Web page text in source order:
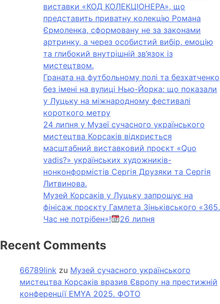
виставки «КОД КОЛЕКЦІОНЕРА», що
представить приватну колекцію Романа
Єрмоленка, сформовану не за законами
артринку, а через особистий вибір, емоцію
та глибокий внутрішній зв’язок із
мистецтвом.
Граната на футбольному полі та безхатченко
без імені на вулиці Нью-Йорка: що показали
у Луцьку на міжнародному фестивалі
короткого метру
24 липня у Музеї сучасного українського
мистецтва Корсаків відкриється
масштабний виставковий проєкт «Quo
vadis?» українських художників-
нонконформістів Сергія Друзяки та Сергія
Литвинова.
Музей Корсаків у Луцьку запрошує на
фінісаж проєкту Гамлета Зіньківського «365.
Час не потрібен»!
26 липня
Recent Comments
66789link zu Музей сучасного українського
мистецтва Корсаків вразив Європу на престижній
конференції EMYA 2025. ФОТО